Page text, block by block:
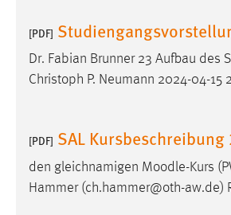
[PDF]
Dr. Fabian Brunner 23 Aufbau
Christoph P. Neumann 2024-04-
[PDF] SAL
den gleichnamigen Moodle-Kurs
Hammer (ch.hammer@oth-
STATISTIK
Statistik Cookies erfassen
Diese Informationen helfen uns zu
Matomo
Name: _pk_ref, _pk_cvar,
Zweck: Zugriffsstatistik